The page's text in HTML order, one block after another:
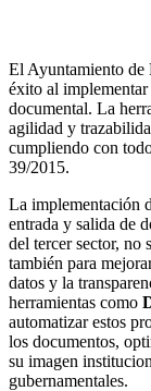
El Ayuntamiento de
éxito al implementar
documental. La
agilidad y
cumpliendo con
39/2015.
La implementación
entrada y salida de
del tercer sector, no
también para
datos y la
herramientas como
automatizar estos
los documentos,
su imagen
gubernamentales.